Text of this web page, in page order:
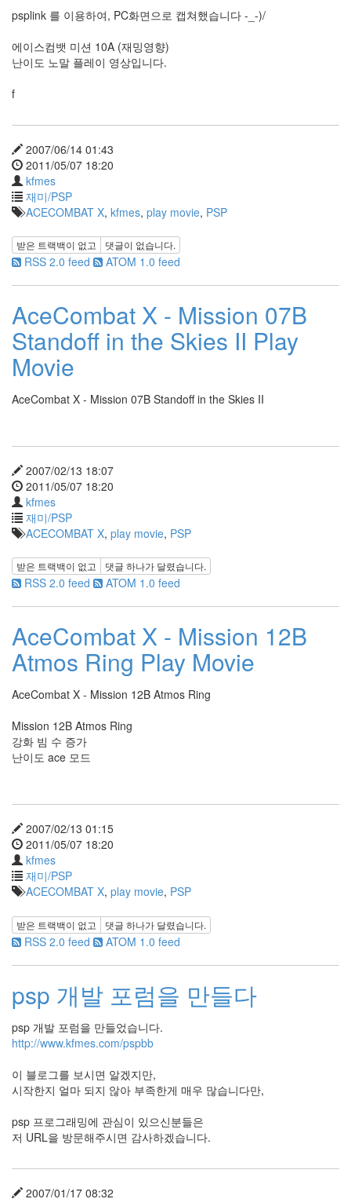
psplink 를 이용하여, PC화면으로 캡쳐했습니다 -_-)/
에이스컴뱃 미션 10A (재밍영향)
난이도 노말 플레이 영상입니다.
f
2007/06/14 01:43
2011/05/07 18:20
kfmes
재미/PSP
ACECOMBAT X, kfmes, play movie, PSP
받은 트랙백이 없고 댓글이 없습니다.
RSS 2.0 feed ATOM 1.0 feed
AceCombat X - Mission 07B
Standoff in the Skies II Play
Movie
AceCombat X - Mission 07B Standoff in the Skies II
2007/02/13 18:07
2011/05/07 18:20
kfmes
재미/PSP
ACECOMBAT X, play movie, PSP
받은 트랙백이 없고 댓글 하나가 달렸습니다.
RSS 2.0 feed ATOM 1.0 feed
AceCombat X - Mission 12B
Atmos Ring Play Movie
AceCombat X - Mission 12B Atmos Ring
Mission 12B Atmos Ring
강화 빔 수 증가
난이도 ace 모드
2007/02/13 01:15
2011/05/07 18:20
kfmes
재미/PSP
ACECOMBAT X, play movie, PSP
받은 트랙백이 없고 댓글 하나가 달렸습니다.
RSS 2.0 feed ATOM 1.0 feed
psp 개발 포럼을 만들다
psp 개발 포럼을 만들었습니다.
http://www.kfmes.com/pspbb
이 블로그를 보시면 알겠지만,
시작한지 얼마 되지 않아 부족한게 매우 많습니다만,
psp 프로그래밍에 관심이 있으신분들은
저 URL을 방문해주시면 감사하겠습니다.
2007/01/17 08:32